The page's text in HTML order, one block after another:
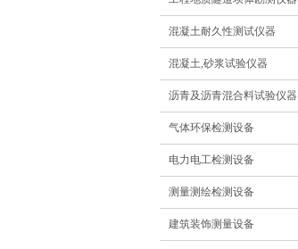
混凝土耐久性测试仪器
混凝土,砂浆试验仪器
沥青及沥青混合料试验仪器
气体环保检测设备
电力电工检测设备
测量测绘检测设备
建筑装饰测量设备